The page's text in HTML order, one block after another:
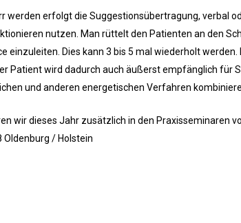
werden erfolgt die Suggestionsübertragung, verbal
nutzen. Man rüttelt den Patienten an den
einzuleiten. Dies kann 3 bis 5 mal wiederholt
Patient wird dadurch auch äußerst empfänglich für
und anderen energetischen Verfahren
wir dieses Jahr zusätzlich in den Praxisseminaren
Oldenburg / Holstein